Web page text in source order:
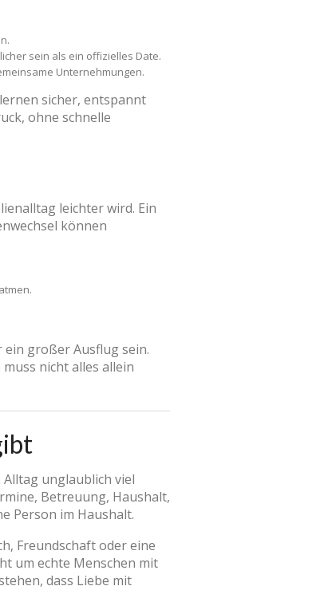
sein als ein offizielles Date.
Unternehmungen.
sicher, entspannt
ohne schnelle
leichter wird. Ein
können
ein großer Ausflug sein.
nicht alles allein
unglaublich viel
Betreuung, Haushalt,
Person im Haushalt.
Freundschaft oder eine
um echte Menschen mit
dass Liebe mit